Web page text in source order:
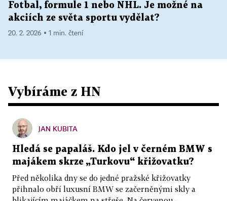
Fotbal, formule 1 nebo NHL. Je možné na
akciích ze světa sportu vydělat?
20. 2. 2026 ▪ 1 min. čtení
Vybíráme z HN
JAN KUBITA
Hledá se papaláš. Kdo jel v černém BMW s
majákem skrze „Turkovu“ křižovatku?
Před několika dny se do jedné pražské křižovatky
přihnalo obří luxusní BMW se začerněnými skly a